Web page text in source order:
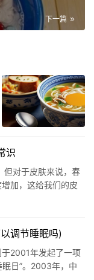
下一篇
识
但对于皮肤来说，春
加，这给我们的皮
揭秘春季皮肤护理
调节睡眠吗)
2001年发起了一项
日”。2003年，中